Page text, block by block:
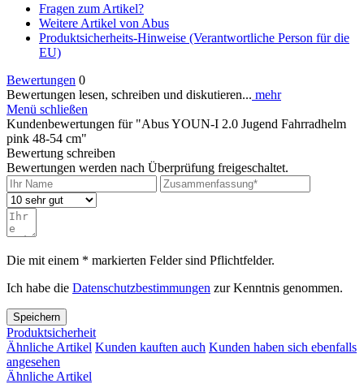
Fragen zum Artikel?
Weitere Artikel von Abus
Produktsicherheits-Hinweise (Verantwortliche Person für die
EU)
Bewertungen 0
Bewertungen lesen, schreiben und diskutieren... mehr
Menü schließen
Kundenbewertungen für "Abus YOUN-I 2.0 Jugend Fahrradhelm
pink 48-54 cm"
Bewertung schreiben
Bewertungen werden nach Überprüfung freigeschaltet.
Die mit einem * markierten Felder sind Pflichtfelder.
Ich habe die Datenschutzbestimmungen zur Kenntnis genommen.
Speichern
Produktsicherheit
Ähnliche Artikel Kunden kauften auch Kunden haben sich ebenfalls
angesehen
Ähnliche Artikel